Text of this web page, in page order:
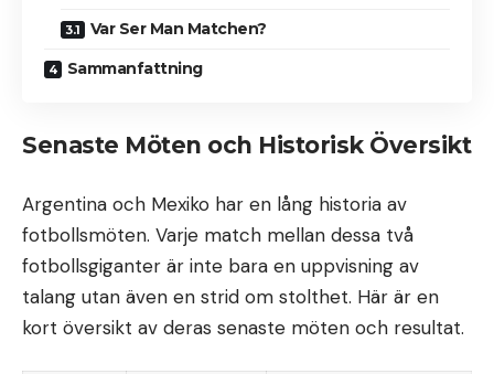
Var Ser Man Matchen?
Sammanfattning
Senaste Möten och Historisk Översikt
Argentina och Mexiko har en lång historia av
fotbollsmöten. Varje match mellan dessa två
fotbollsgiganter är inte bara en uppvisning av
talang utan även en strid om stolthet. Här är en
kort översikt av deras senaste möten och resultat.